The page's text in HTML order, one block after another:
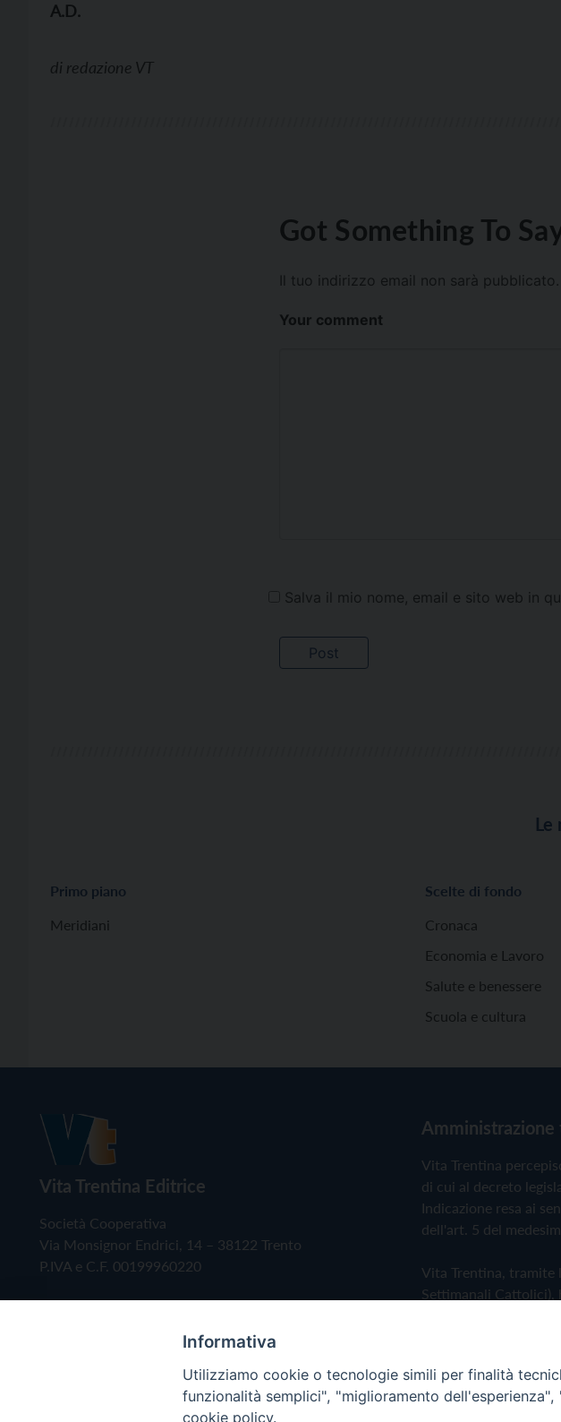
A.D.
di redazione VT
Got Something To
Il tuo indirizzo email non sarà pubblicato.
Your comment
Salva il mio nome, email e sito web in
Le
Primo piano
Meridiani
Scelte di fondo
Cronaca
Economia e Lavoro
Salute e benessere
Scuola e cultura
Vita Trentina Editrice
Società Cooperativa
Via Monsignor Endrici, 14 – 38122 Trento
P.IVA e C.F. 00199960220
Amministrazione
Vita Trentina
di cui al decreto
Indicazione resa ai
dell'art. 5 del
Vita Trentina, tramite
Settimanali
Privacy Policy
Informativa
Utilizziamo cookie o tecnologie simili per finalità
funzionalità semplici", "miglioramento
cookie policy.